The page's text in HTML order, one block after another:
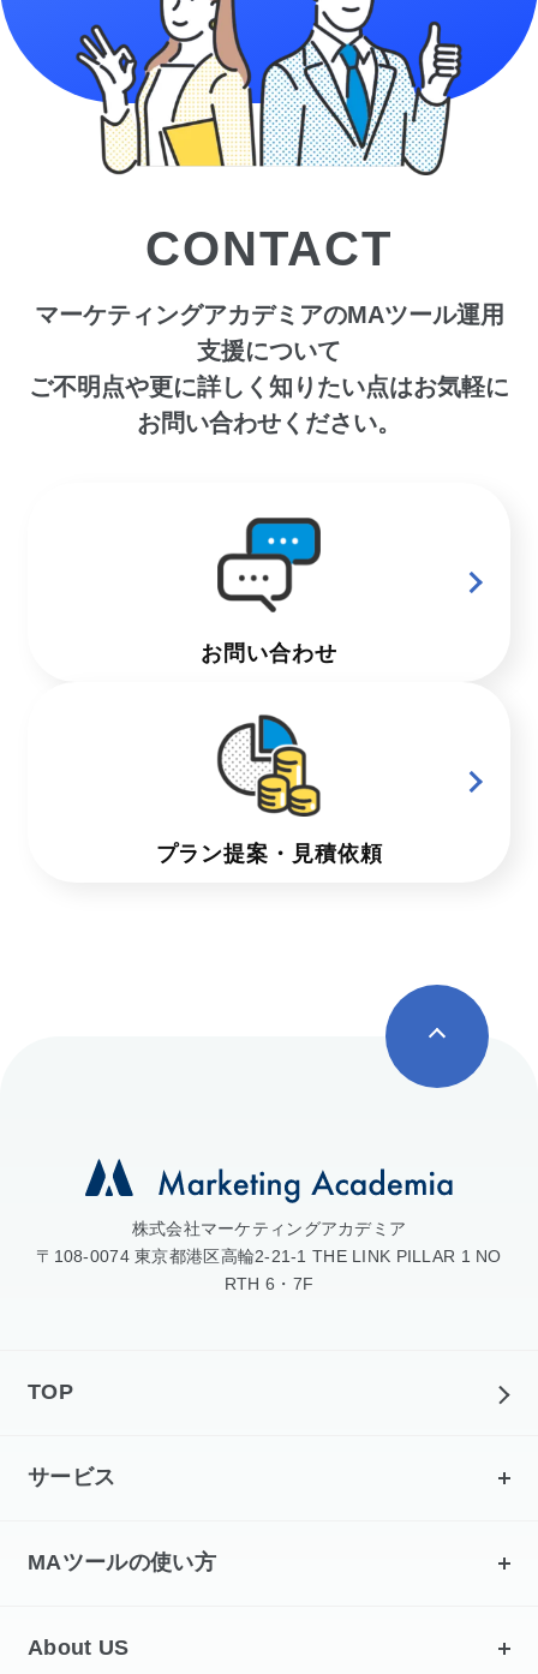
CONTACT
マーケティングアカデミアのMAツール運用
支援について
ご不明点や更に詳しく知りたい点はお気軽に
お問い合わせください。
お問い合わせ
プラン提案・見積依頼
株式会社マーケティングアカデミア
〒108-0074 東京都港区高輪2-21-1 THE LINK PILLAR 1 NO
RTH 6・7F
TOP
サービス
MAツールの使い方
About US